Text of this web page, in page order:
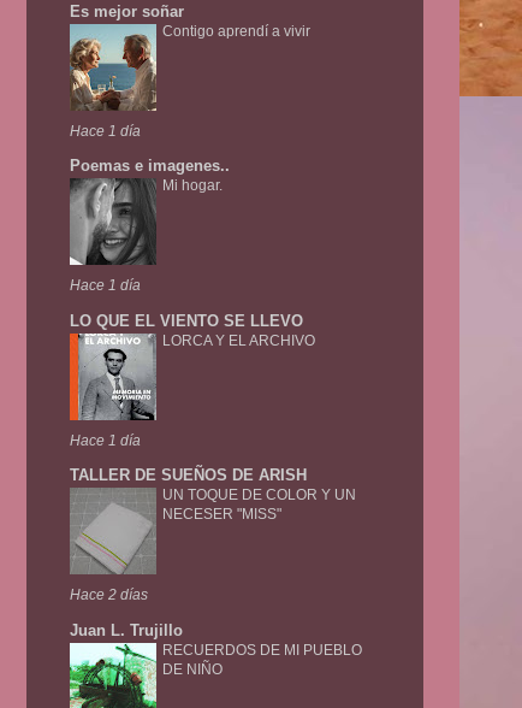
Es mejor soñar
Contigo aprendí a vivir
Hace 1 día
Poemas e imagenes..
Mi hogar.
Hace 1 día
LO QUE EL VIENTO SE LLEVO
LORCA Y EL ARCHIVO
Hace 1 día
TALLER DE SUEÑOS DE ARISH
UN TOQUE DE COLOR Y UN
NECESER "MISS"
Hace 2 días
Juan L. Trujillo
RECUERDOS DE MI PUEBLO
DE NIÑO